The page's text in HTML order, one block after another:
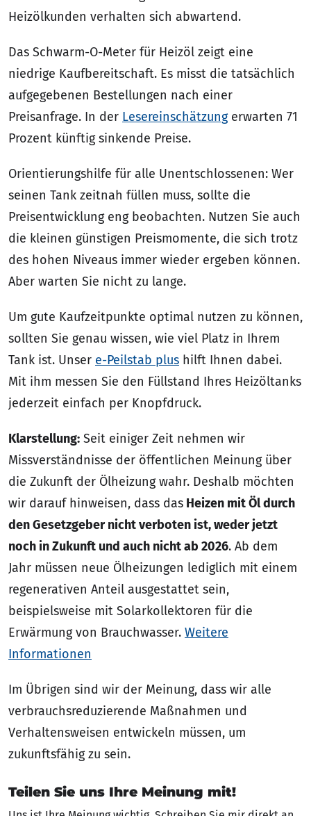
Heizölkunden verhalten sich abwartend.
Das Schwarm-O-Meter für Heizöl zeigt eine
niedrige Kaufbereitschaft. Es misst die tatsächlich
aufgegebenen Bestellungen nach einer
Preisanfrage. In der Lesereinschätzungerwarten 71
Prozent künftig sinkende Preise.
Orientierungshilfe für alle Unentschlossenen: Wer
seinen Tank zeitnah füllen muss, sollte die
Preisentwicklung eng beobachten. Nutzen Sie auch
die kleinen günstigen Preismomente, die sich trotz
des hohen Niveaus immer wieder ergeben können.
Aber warten Sie nicht zu lange.
Um gute Kaufzeitpunkte optimal nutzen zu können,
sollten Sie genau wissen, wie viel Platz in Ihrem
Tank ist. Unser e-Peilstab plus hilft Ihnen dabei.
Mit ihm messen Sie den Füllstand Ihres Heizöltanks
jederzeit einfach per Knopfdruck.
Klarstellung: Seit einiger Zeit nehmen wir
Missverständnisse der öffentlichen Meinung über
die Zukunft der Ölheizung wahr. Deshalb möchten
wir darauf hinweisen, dass das Heizen mit Öl durch
den Gesetzgeber nicht verboten ist, weder jetzt
noch in Zukunft und auch nicht ab 2026. Ab dem
Jahr müssen neue Ölheizungen lediglich mit einem
regenerativen Anteil ausgestattet sein,
beispielsweise mit Solarkollektoren für die
Erwärmung von Brauchwasser. Weitere
Informationen
Im Übrigen sind wir der Meinung, dass wir alle
verbrauchsreduzierende Maßnahmen und
Verhaltensweisen entwickeln müssen, um
zukunftsfähig zu sein.
Teilen Sie uns Ihre Meinung mit!